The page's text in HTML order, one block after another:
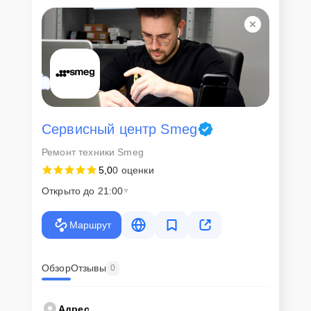
Для всех клиентов действуют демократичные и фиксированные
цены. Конечная стоимость работ обсуждается с клиентом и не в
коем случае не может измениться в процессе работ. Сервис не
навязывает клиентам дополнительные услуги и не
предусматривает скрытые платежи. Рассчитать предварительную
стоимость ремонта можно с помощью нашегоКалькулятора
Скорость диагностики и
ремонта
Наша компания ценит время клиентов и понимает важность
оперативного решения любых вопросов. В среднем, ремонт
клиент сможет забрать свой гаджет в этот же день. При
Внимание! Устройство отправляется на ремонт только после
согласования вариантов запчастей и стоимости ремонта с
изменена в процессе или после завершения работ.
Сервисный центр Smeg
Ремонт техники Smeg
5,00 оценки
Открыто до 21:00
Маршрут
ОбзорОтзывы 0
Адрес